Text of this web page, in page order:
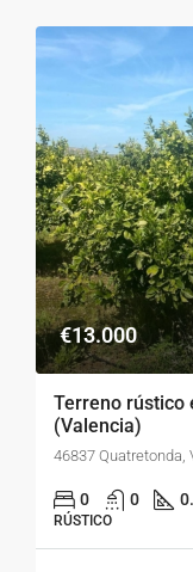
€13.000
Terreno rústico
(Valencia)
46837 Quatretonda,
0 0
RÚSTICO